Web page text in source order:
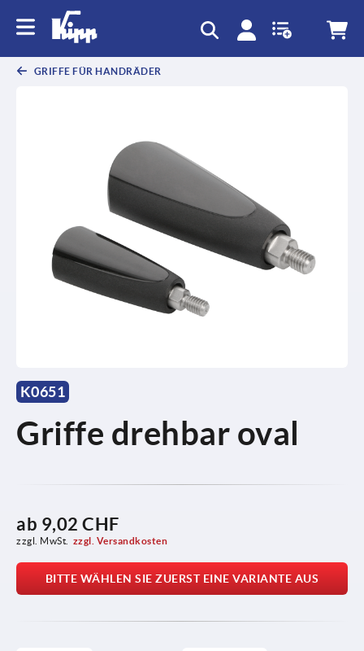
GRIFFE FÜR HANDRÄDER
K0651
Griffe drehbar oval
ab 9,02 CHF
zzgl. MwSt. zzgl. Versandkosten
BITTE WÄHLEN SIE ZUERST EINE VARIANTE AUS